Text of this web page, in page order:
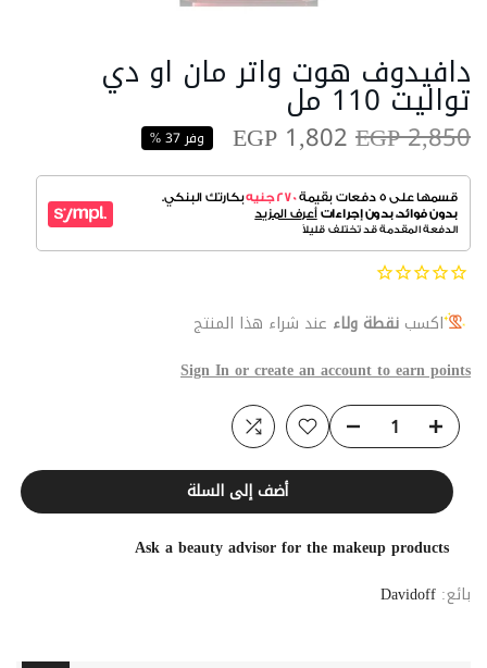
دافيدوف هوت واتر مان او دي
تواليت 110 مل
EGP 2,850
EGP 1,802 وفر 37 %
اكسب نقطة ولاء عند شراء هذا المنتج
Sign In or create an account to earn points
أضف إلى السلة
Ask a beauty advisor for the makeup products
بائع: Davidoff